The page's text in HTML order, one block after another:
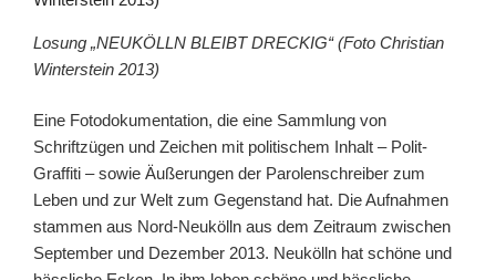
Losung „NEUKÖLLN BLEIBT DRECKIG“ (Foto Christian
Winterstein 2013)
Eine Fotodokumentation, die eine Sammlung von
Schriftzügen und Zeichen mit politischem Inhalt – Polit-
Graffiti – sowie Äußerungen der Parolenschreiber zum
Leben und zur Welt zum Gegenstand hat. Die Aufnahmen
stammen aus Nord-Neukölln aus dem Zeitraum zwischen
September und Dezember 2013. Neukölln hat schöne und